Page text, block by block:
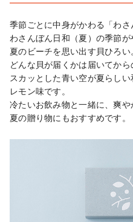
季節ごとに中身がかわる「わさ
わさんぼん日和（夏）の季節が
夏のビーチを思い出す貝ひろい
どんな貝が届くかは届いてから
スカッとした青い空が夏らし
レモン味です。
冷たいお飲み物と一緒に、爽や
夏の贈り物にもおすすめです。